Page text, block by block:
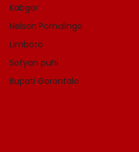
Kabgor
Nelson Pomalingo
Limboto
Sofyan puhi
Bupati Gorontalo